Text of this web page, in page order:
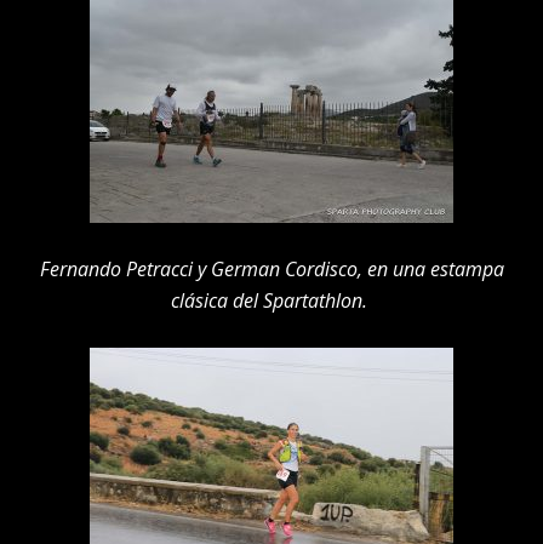
Fernando Petracci y German Cordisco, en una estampa
clásica del Spartathlon.